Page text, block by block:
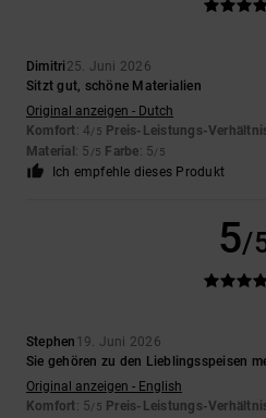
Dimitri 25. Juni 2026
Sitzt gut, schöne Materialien
Original anzeigen - Dutch
Komfort: 4/5 Preis-Leistungs-
Material : 5 /5 Farbe: 5/5
Ich empfehle dieses Produkt
5/
Stephen 19. Juni 2026
Sie gehören zu den Lieblingsspeisen
Original anzeigen - English
Komfort: 5/5 Preis-Leistungs-